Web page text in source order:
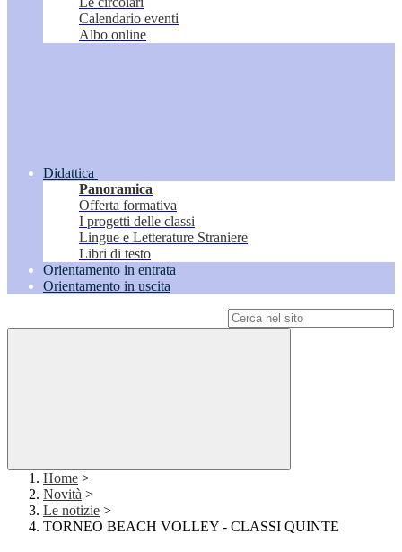
Calendario eventi
Albo online
Didattica
Panoramica
Offerta formativa
I progetti delle classi
Lingue e Letterature Straniere
Libri di testo
Orientamento in entrata
Orientamento in uscita
Home >
Novità >
Le notizie >
TORNEO BEACH VOLLEY - CLASSI QUINTE